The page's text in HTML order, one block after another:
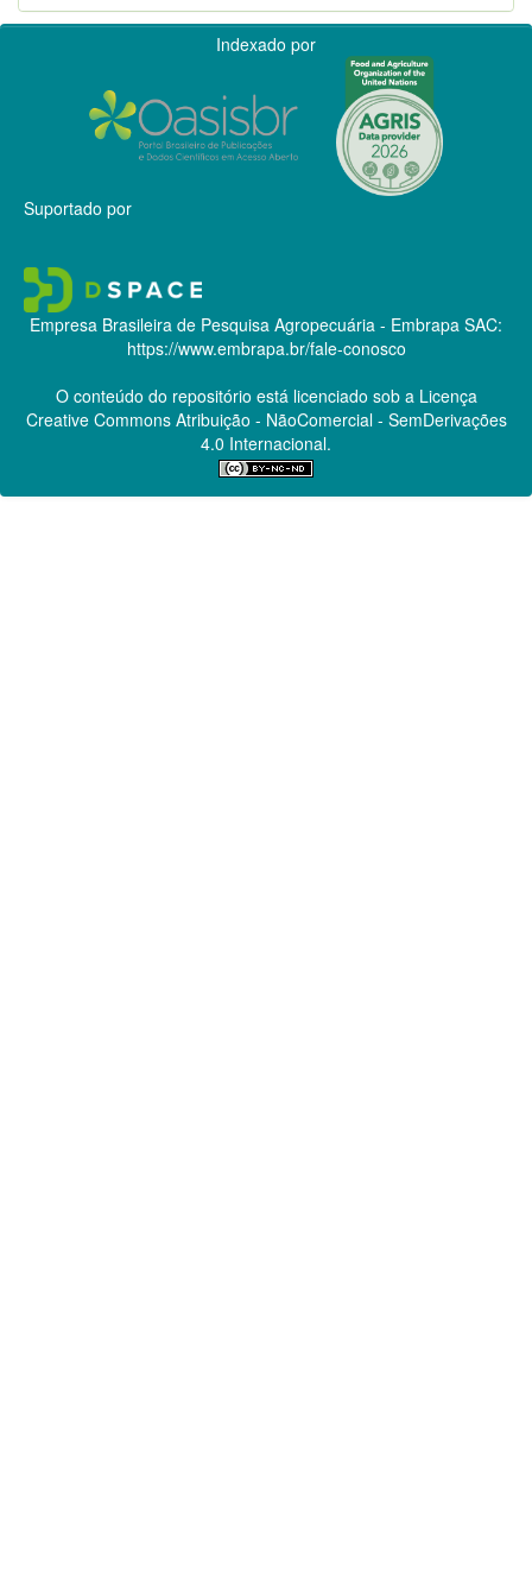
Indexado por
Suportado por
Empresa Brasileira de Pesquisa Agropecuária - Embrapa SAC:
https://www.embrapa.br/fale-conosco
O conteúdo do repositório está licenciado sob a Licença
Creative CommonsAtribuição - NãoComercial - SemDerivações
4.0 Internacional.